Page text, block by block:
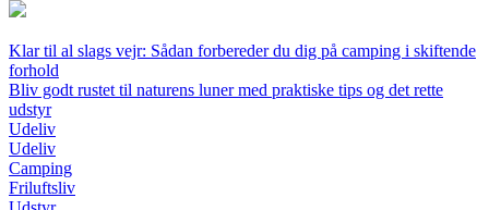
Klar til al slags vejr: Sådan forbereder du dig på camping i skiftende
forhold
Bliv godt rustet til naturens luner med praktiske tips og det rette
udstyr
Udeliv
Udeliv
Camping
Friluftsliv